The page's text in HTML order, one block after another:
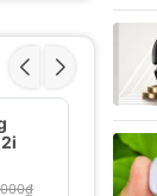
- 41%